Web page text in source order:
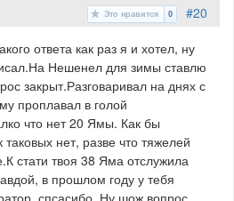
#20
Это нравится 0
ответа как раз я и хотел, ну
Нешенел для зимы ставлю
закрыт.Разговаривал на днях с
проплавал в голой
что нет 20 Ямы. Как бы
таковых нет, разве что тяжелей
стати твоя 38 Яма отслужила
в прошлом году у тебя
спсасибо. Ну шож вопрос